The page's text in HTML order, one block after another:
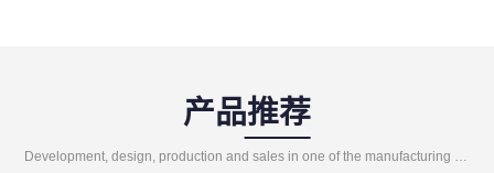
产品推荐
Development, design, production and sales in one of the manufacturing enterprises